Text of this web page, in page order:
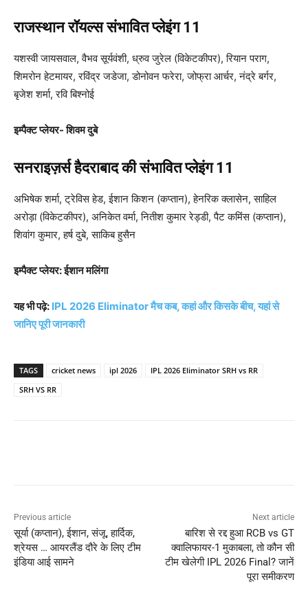
राजस्थान रॉयल्स संभावित प्लेइंग 11
यशस्वी जायसवाल, वैभव सूर्यवंशी, ध्रुव जुरेल (विकेटकीपर), रियान पराग,
शिमरोन हेटमायर, रविंद्र जडेजा, डोनोवन फरेरा, जोफ्रा आर्चर, नंद्रे बर्गर,
बृजेश शर्मा, रवि बिश्नोई
इम्पैक्ट प्लेयर- शिवम दुबे
सनराइज़र्स हैदराबाद की संभावित प्लेइंग 11
अभिषेक शर्मा, ट्रेविस हेड, ईशान किशन (कप्तान), हेनरिक क्लासेन, साहिल
अरोड़ा (विकेटकीपर), अनिकेत वर्मा, नितीश कुमार रेड्डी, पैट कमिंस (कप्तान),
शिवांग कुमार, हर्ष दुबे, साकिब हुसैन
इम्पैक्ट प्लेयर: ईशान मलिंगा
यह भी पढ़े: IPL 2026 Eliminator मैच कब, कहां और किसके बीच, यहां से
जानिए पूरी जानकारी
TAGS cricket news ipl 2026
IPL 2026 Eliminator SRH vs RR
SRH VS RR
Previous article
सूर्या (कप्तान), ईशान, संजू, हार्दिक,
श्रेयस … आयरलैंड दौरे के लिए टीम
इंडिया आई सामने
Next article
बारिश से रद्द हुआ RCB vs GT
क्वालिफायर-1 मुकाबला, तो कौन सी
टीम खेलेगी IPL 2026 Final? जानें
पूरा समीकरण